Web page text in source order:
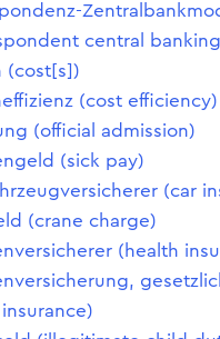
central
(cost[s])
(cost efficiency)
(official admission)
(sick pay)
(car
(crane charge)
(health